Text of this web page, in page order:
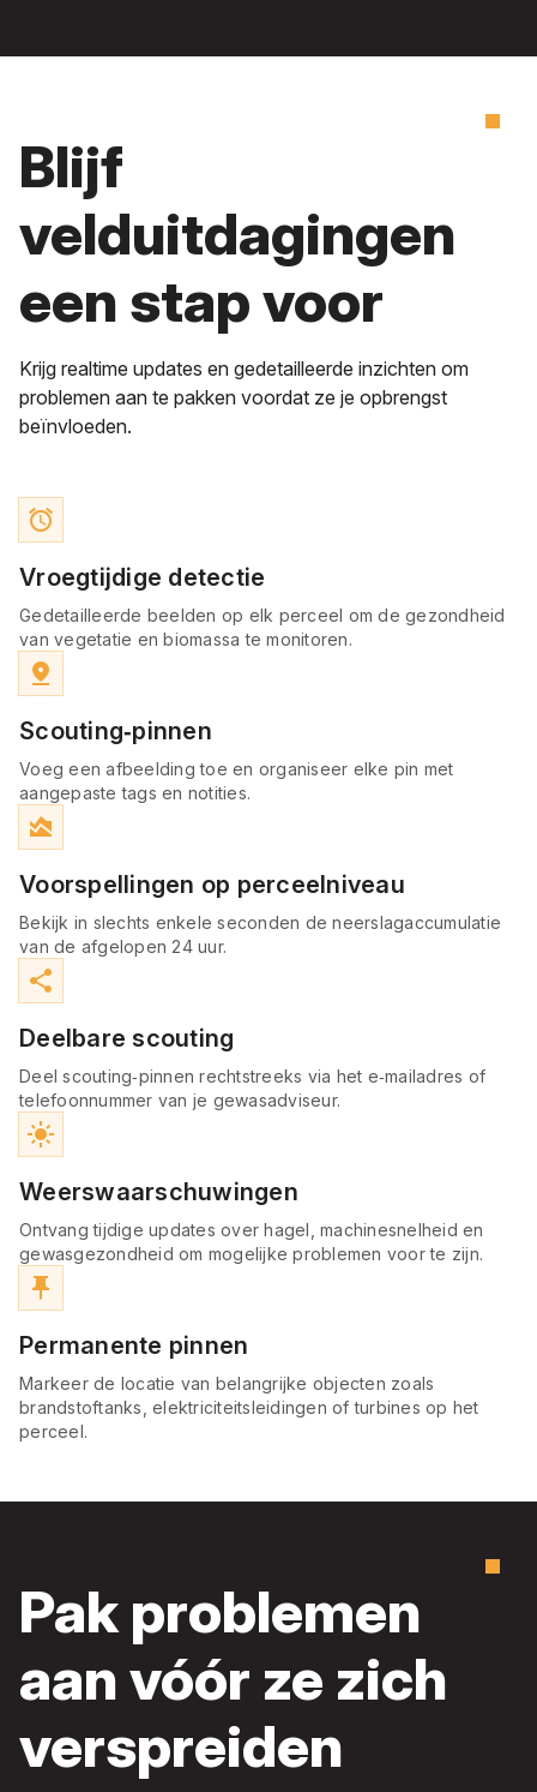
Blijf
velduitdagingen
een stap voor
Krijg realtime updates en gedetailleerde inzichten om
problemen aan te pakken voordat ze je opbrengst
beïnvloeden.
access_alarm
Vroegtijdige detectie
Gedetailleerde beelden op elk perceel om de gezondheid
van vegetatie en biomassa te monitoren.
pin_drop
Scouting‑pinnen
Voeg een afbeelding toe en organiseer elke pin met
aangepaste tags en notities.
area_chart
Voorspellingen op perceelniveau
Bekijk in slechts enkele seconden de neerslagaccumulatie
van de afgelopen 24 uur.
share
Deelbare scouting
Deel scouting‑pinnen rechtstreeks via het e‑mailadres of
telefoonnummer van je gewasadviseur.
light_mode
Weerswaarschuwingen
Ontvang tijdige updates over hagel, machinesnelheid en
gewasgezondheid om mogelijke problemen voor te zijn.
push_pin
Permanente pinnen
Markeer de locatie van belangrijke objecten zoals
brandstoftanks, elektriciteitsleidingen of turbines op het
perceel.
Pak problemen
aan vóór ze zich
verspreiden